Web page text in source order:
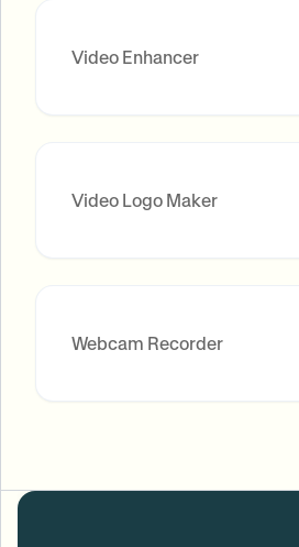
Video Enhancer
Video Logo Maker
Webcam Recorder